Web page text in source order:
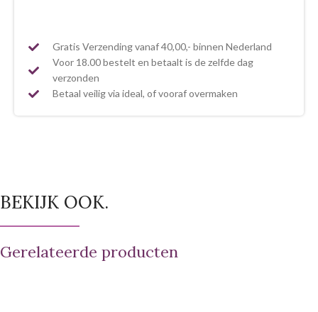
Gratis Verzending vanaf 40,00,- binnen Nederland
Voor 18.00 bestelt en betaalt is de zelfde dag
verzonden
Betaal veilig via ideal, of vooraf overmaken
BEKIJK OOK.
Gerelateerde producten